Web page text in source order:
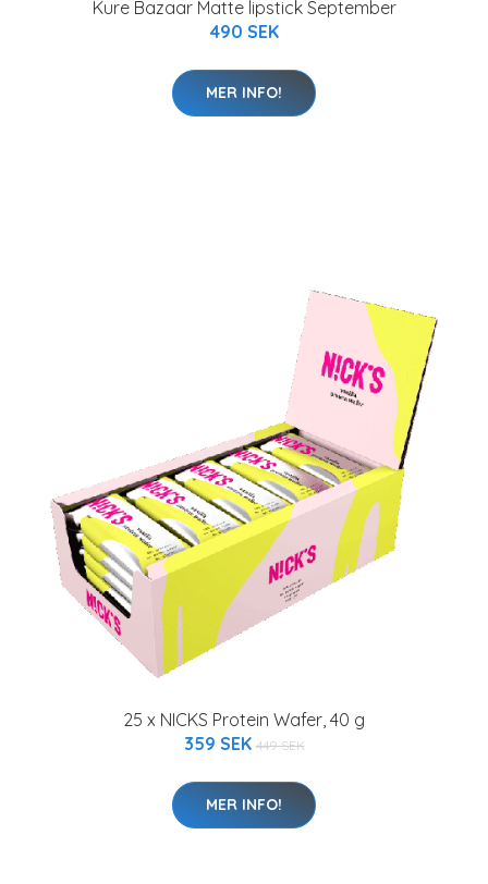
Kure Bazaar Matte lipstick September
490 SEK
MER INFO!
25 x NICKS Protein Wafer, 40 g
359 SEK 449 SEK
MER INFO!